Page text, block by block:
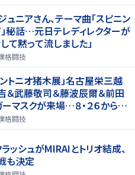
ュニアさん、テーマ曲「スピニン
」秘話…元日テレディレクターが
て黙って流しました」
格闘技
トニオ猪木展」名古屋栄三越
武藤敬司＆藤波辰爾＆前田
マスクが来場…８・２６から９・
格闘技
ラッシュがMIRAIとトリオ結成、
も決定